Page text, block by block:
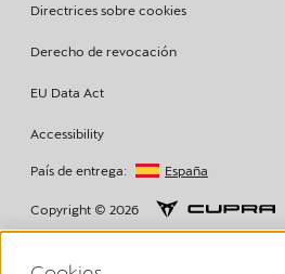
Directrices sobre cookies
Derecho de revocación
EU Data Act
Accessibility
País de entrega: España
Copyright © 2026